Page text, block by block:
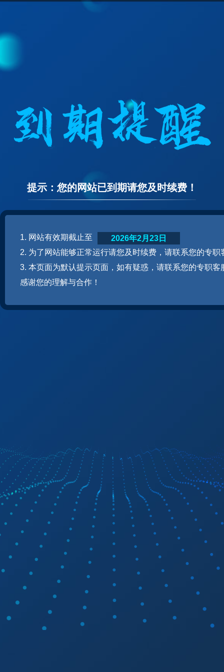
提示：您的网站已到期请您及时续费！
1. 网站有效期截止至
2. 为了网站能够正常运行请您及时续费，请联系您的专职
3. 本页面为默认提示页面，如有疑惑，请联系您的专职客
感谢您的理解与合作！
2026年2月23日